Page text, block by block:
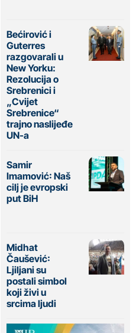
Bećirović i
Guterres
razgovarali u
New Yorku:
Rezolucija o
Srebrenici i
„Cvijet
Srebrenice“
trajno naslijeđe
UN-a
Samir
Imamović: Naš
cilj je evropski
put BiH
Midhat
Čaušević:
Ljiljani su
postali simbol
koji živi u
srcima ljudi